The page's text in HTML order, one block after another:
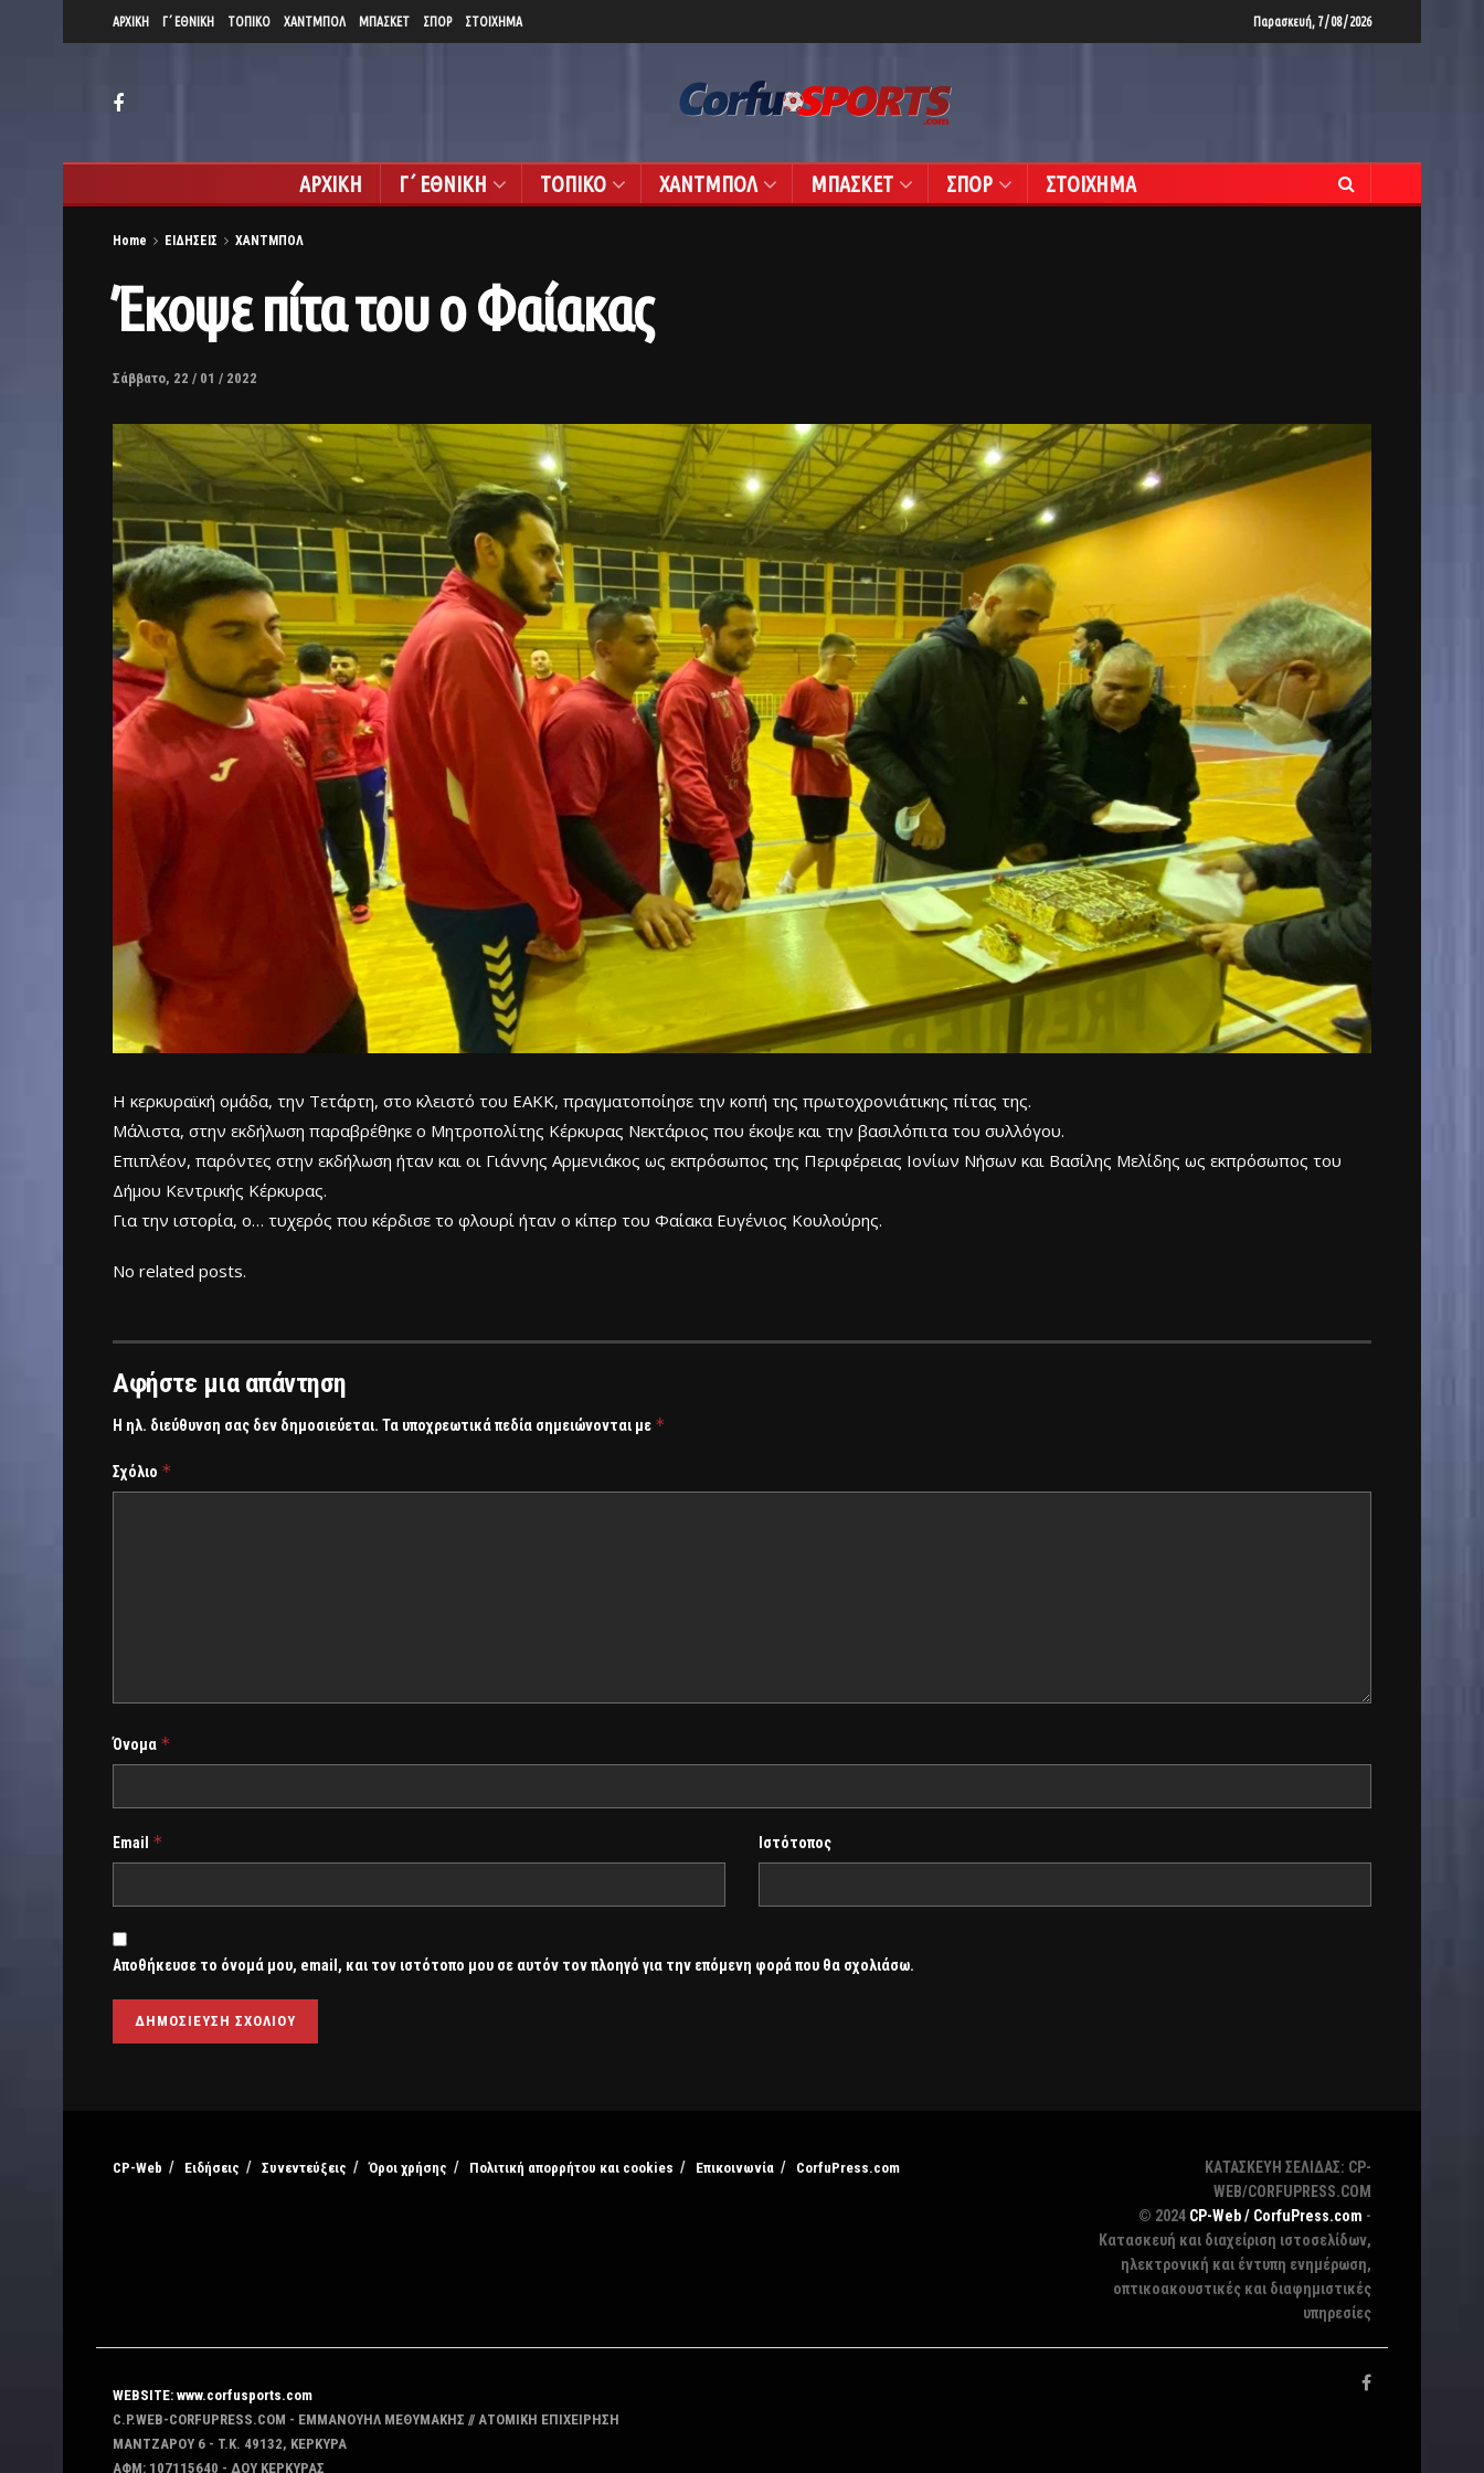
ΑΡΧΙΚΗ Γ΄ ΕΘΝΙΚΗ ΤΟΠΙΚΟ ΧΑΝΤΜΠΟΛ ΜΠΑΣΚΕΤ ΣΠΟΡ ΣΤΟΙΧΗΜΑ Παρασκευή, 7 / 08 / 2026
ΑΡΧΙΚΗ Γ΄ ΕΘΝΙΚΗ ΤΟΠΙΚΟ ΧΑΝΤΜΠΟΛ ΜΠΑΣΚΕΤ ΣΠΟΡ ΣΤΟΙΧΗΜΑ
Home ΕΙΔΗΣΕΙΣ ΧΑΝΤΜΠΟΛ
Έκοψε πίτα του ο Φαίακας
Σάββατο, 22 / 01 / 2022
Η κερκυραϊκή ομάδα, την Τετάρτη, στο κλειστό του ΕΑΚΚ, πραγματοποίησε την κοπή της πρωτοχρονιάτικης πίτας της.
Μάλιστα, στην εκδήλωση παραβρέθηκε ο Μητροπολίτης Κέρκυρας Νεκτάριος που έκοψε και την βασιλόπιτα του συλλόγου.
Επιπλέον, παρόντες στην εκδήλωση ήταν και οι Γιάννης Αρμενιάκος ως εκπρόσωπος της Περιφέρειας Ιονίων Νήσων και Βασίλης Μελίδης ως εκπρόσωπος του
Δήμου Κεντρικής Κέρκυρας.
Για την ιστορία, ο… τυχερός που κέρδισε το φλουρί ήταν ο κίπερ του Φαίακα Ευγένιος Κουλούρης.
No related posts.
Αφήστε μια απάντηση
Η ηλ. διεύθυνση σας δεν δημοσιεύεται. Τα υποχρεωτικά πεδία σημειώνονται με *
Σχόλιο *
Όνομα *
Email * Ιστότοπος
Αποθήκευσε το όνομά μου, email, και τον ιστότοπο μου σε αυτόν τον πλοηγό για την επόμενη φορά που θα σχολιάσω.
CP-Web Ειδήσεις Συνεντεύξεις Όροι χρήσης Πολιτική απορρήτου και cookies Επικοινωνία CorfuPress.com
ΚΑΤΑΣΚΕΥΗ ΣΕΛΙΔΑΣ: CP-
WEB/CORFUPRESS.COM
© 2024 CP-Web / CorfuPress.com -
Κατασκευή και διαχείριση ιστοσελίδων,
ηλεκτρονική και έντυπη ενημέρωση,
οπτικοακουστικές και διαφημιστικές
υπηρεσίες
WEBSITE: www.corfusports.com
C.P.WEB-CORFUPRESS.COM - ΕΜΜΑΝΟΥΗΛ ΜΕΘΥΜΑΚΗΣ // ΑΤΟΜΙΚΗ ΕΠΙΧΕΙΡΗΣΗ
MANTZAΡΟΥ 6 - T.K. 49132, ΚΕΡΚΥΡΑ
ΑΦΜ: 107115640 - ΔΟΥ ΚΕΡΚΥΡΑΣ